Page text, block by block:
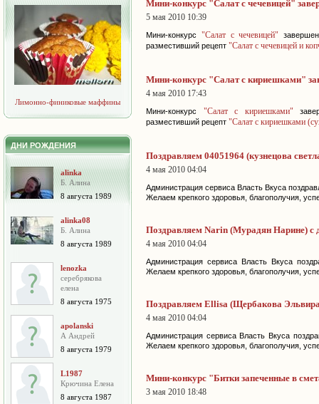
Лимонно-финиковые маффины
ДНИ РОЖДЕНИЯ
alinka
Б. Алина
8 августа 1989
alinka08
Б. Алина
8 августа 1989
lenozka
серебрякова
елена
8 августа 1975
apolanski
А Андрей
8 августа 1979
L1987
Крючина Елена
8 августа 1987
Мини-конкурс "Салат с чечевицей"
5 мая 2010 10:39
Мини-конкурс "Салат с чечевицей"
разместивший рецепт "Салат с чечевицей и
Мини-конкурс "Салат с кириешками"
4 мая 2010 17:43
Мини-конкурс "Салат с кириешками"
разместивший рецепт "Салат с кириешками
Поздравляем 04051964 (кузнецова
4 мая 2010 04:04
Администрация сервиса Власть Вкуса
Желаем крепкого здоровья, благополучия,
Поздравляем Narin (Мурадян Нарине) с
4 мая 2010 04:04
Администрация сервиса Власть Вкуса
Желаем крепкого здоровья, благополучия,
Поздравляем Ellisa (Щербакова
4 мая 2010 04:04
Администрация сервиса Власть Вкуса
Желаем крепкого здоровья, благополучия,
Мини-конкурс "Битки запеченные в
3 мая 2010 18:48